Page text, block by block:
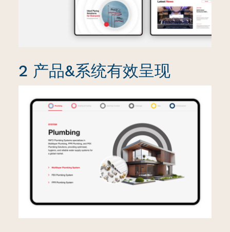
2 产品&系统有效呈现